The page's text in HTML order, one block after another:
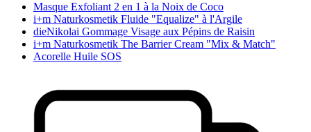
Masque Exfoliant 2 en 1 à la Noix de Coco
i+m Naturkosmetik Fluide "Equalize" à l'Argile
dieNikolai Gommage Visage aux Pépins de Raisin
i+m Naturkosmetik The Barrier Cream "Mix & Match"
Acorelle Huile SOS